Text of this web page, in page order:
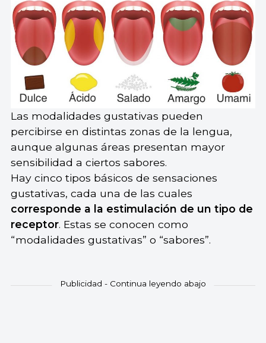
Las modalidades gustativas pueden
percibirse en distintas zonas de la lengua,
aunque algunas áreas presentan mayor
sensibilidad a ciertos sabores.
Hay cinco tipos básicos de sensaciones
gustativas, cada una de las cuales
corresponde a la estimulación de un tipo de
receptor. Estas se conocen como
“modalidades gustativas” o “sabores”.